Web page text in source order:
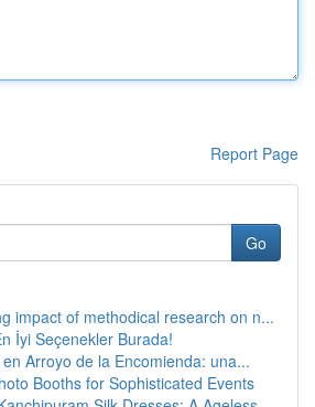
Report Page
Go
impact of methodical research on n...
İyi Seçenekler Burada!
Arroyo de la Encomienda: una...
Booths for Sophisticated Events